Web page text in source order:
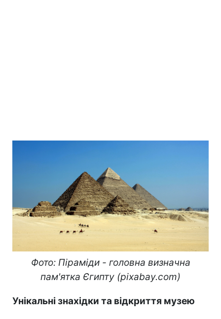
Фото: Піраміди - головна визначна
пам'ятка Єгипту (pixabay.com)
Унікальні знахідки та відкриття музею